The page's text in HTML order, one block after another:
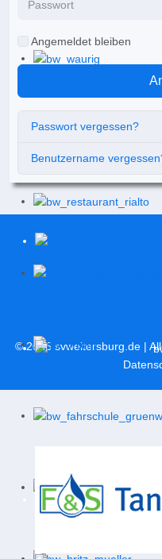
Angemeldet bleiben
Passwort vergessen?
Benutzername
© 2026 svweitersburg.de|